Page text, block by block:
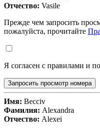
Отчество: Vasile
Прежде чем запросить
пожалуйста, прочитайте
Я согласен с правилами и
Запросить просмотр номера
Имя: Becciv
Фамилия: Alexandra
Отчество: Alexei